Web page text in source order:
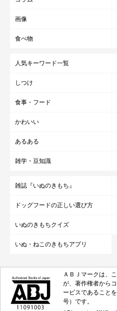
画像
食べ物
人気キーワード一覧
しつけ
食事・フード
かわいい
あるある
雑学・豆知識
雑誌『いぬのきもち』
ドッグフードの正しい選び方
いぬのきもちクイズ
いぬ・ねこのきもちアプリ
ＡＢＪマークは、
が、著作権者から
ービスであること
号）です。